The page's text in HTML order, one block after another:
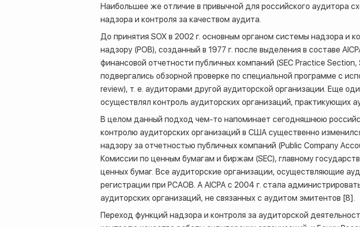
Наибольшее же отличие в привычной для российского аудитора
надзора и контроля за качеством аудита.
До принятияSOX в 2002 г. основным органом системы надзора и
надзору (POB), созданный в 1977 г. после выделения в составе
финансовой отчетности публичных компаний (SEC Practice Section,
подвергались обзорной проверке по специальной программе с
review), т. е. аудиторами другой аудиторской организации. Еще
осуществлял контроль аудиторских организаций, практикующих
В целом данный подход чем-то напоминает сегодняшнюю
контролю аудиторских организаций в США существенно
надзору за отчетностью публичных компаний (Public Company
Комиссии по ценным бумагам и биржам (SEC), главному
ценных бумаг. Все аудиторские организации, осуществляющие
регистрации приPCAOB. АAICPA с 2004 г. стала
аудиторских организаций, не связанных с аудитом эмитентов [8].
Переход функций надзора и контроля за аудиторской